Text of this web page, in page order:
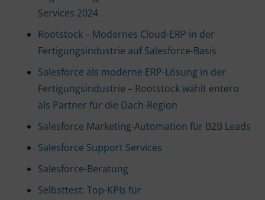
Services 2024
Rootstock – Modernes Cloud-ERP in der
Fertigungsindustrie auf Salesforce-Basis
Salesforce als moderne ERP-Lösung in der
Fertigungsindustrie – Rootstock wählt entero
als Partner für die Dach-Region
Salesforce Marketing-Automation für B2B Leads
Salesforce Support Services
Salesforce-Beratung
Selbsttest: Top-KPIs für